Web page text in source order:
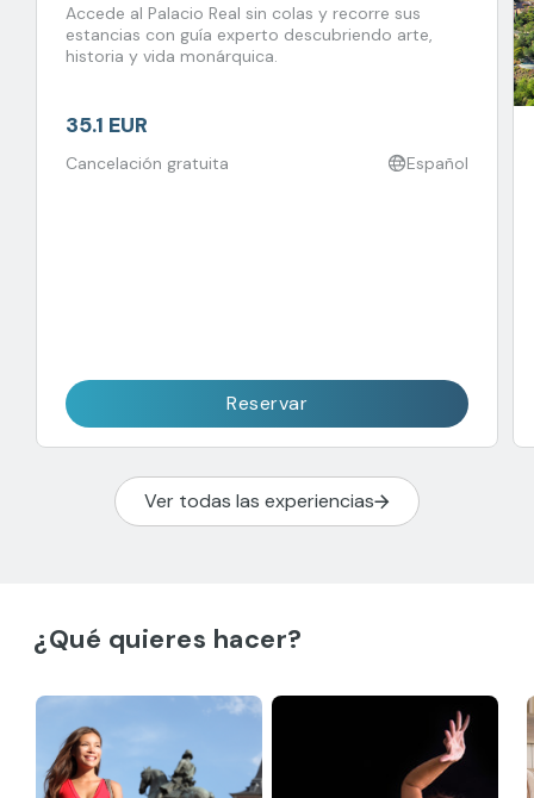
Accede al Palacio Real sin colas y recorre sus
estancias con guía experto descubriendo arte,
historia y vida monárquica.
35.1 EUR
Cancelación gratuita Español
Reservar
Ver todas las experiencias
¿Qué quieres hacer?